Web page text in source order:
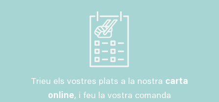
Trieu els vostres plats a la nostra carta
online, i feu la vostra comanda